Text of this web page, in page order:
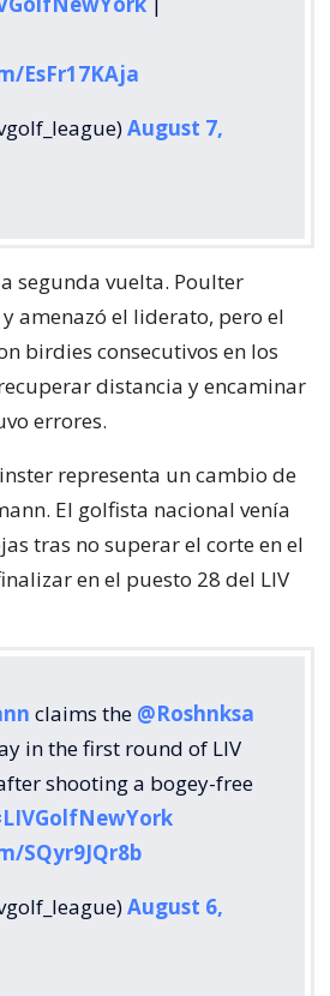
EsFr17KAja
August 7,
segunda vuelta. Poulter
amenazó el liderato, pero el
birdies consecutivos en los
distancia y encaminar
errores.
representa un cambio de
El golfista nacional venía
tras no superar el corte en el
en el puesto 28 del LIV
claims the @Roshnksa
in the first round of LIV
shooting a bogey-free
SQyr9JQr8b
August 6,